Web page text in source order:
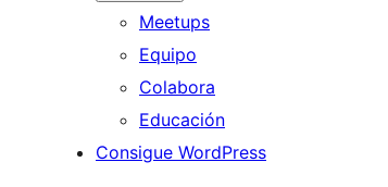
Meetups
Equipo
Colabora
Educación
Consigue WordPress